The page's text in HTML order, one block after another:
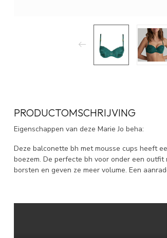
PRODUCTOMSCHRIJVING
Eigenschappen van deze Marie Jo beha:
Deze balconette bh met mousse cups heeft
boezem. De perfecte bh voor onder een
borsten en geven ze meer volume. Een